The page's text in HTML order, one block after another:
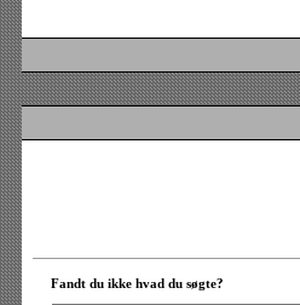
Fandt du ikke hvad du søgte?